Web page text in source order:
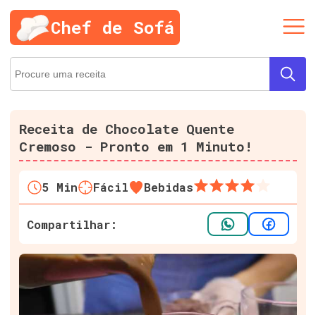
Chef de Sofá
Receita de Chocolate Quente
Cremoso - Pronto em 1 Minuto!
5 Min Fácil Bebidas
Compartilhar: